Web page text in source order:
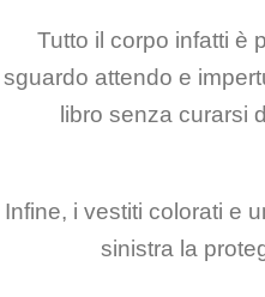
Tutto il corpo infatti è
sguardo attendo e
libro senza curarsi
Infine, i vestiti colorati e
sinistra la